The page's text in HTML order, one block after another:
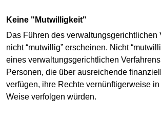
Keine "Mutwilligkeit"
Das Führen des verwaltungsgerichtlichen
nicht “mutwillig” erscheinen. Nicht
eines verwaltungsgerichtlichen
Personen, die über ausreichende
verfügen, ihre Rechte vernünftigerweise
Weise verfolgen würden.